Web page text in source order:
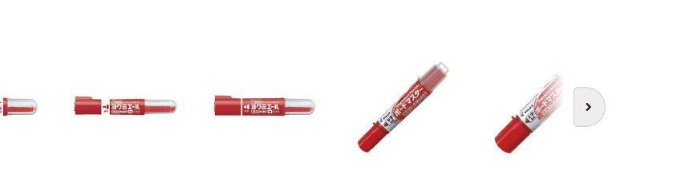
次へ